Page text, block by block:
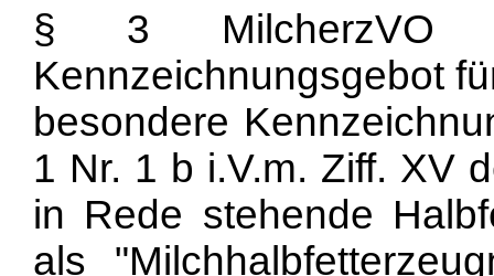
§ 3 MilcherzVO
Kennzeichnungsgebot
besondere
1 Nr. 1 b i.V.m. Ziff. XV
in Rede stehende
als